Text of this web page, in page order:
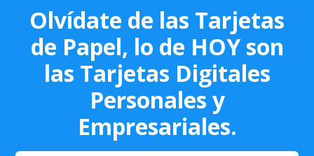
Olvídate de las Tarjetas
de Papel, lo de HOY son
las Tarjetas Digitales
Personales y
Empresariales.